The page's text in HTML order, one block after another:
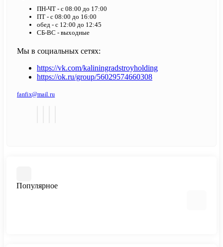
ПН-ЧТ - с 08:00 до 17:00
ПТ - с 08:00 до 16:00
обед - с 12:00 до 12:45
СБ-ВС - выходные
Мы в социальных сетях:
https://vk.com/kaliningradstroyholding
https://ok.ru/group/56029574660308
fanfix@mail.ru
Популярное